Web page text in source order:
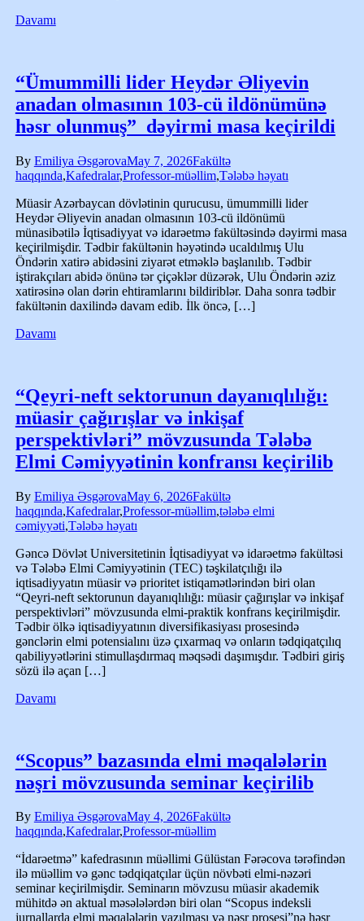
Davamı
“Ümummilli lider Heydər Əliyevin
anadan olmasının 103-cü ildönümünə
həsr olunmuş” dəyirmi masa keçirildi
By Emiliya ƏsgərovaMay 7, 2026Fakültə
haqqında,Kafedralar,Professor-müəllim,Tələbə həyatı
Müasir Azərbaycan dövlətinin qurucusu, ümummilli lider
Heydər Əliyevin anadan olmasının 103-cü ildönümü
münasibətilə İqtisadiyyat və idarəetmə fakültəsində dəyirmi masa
keçirilmişdir. Tədbir fakültənin həyətində ucaldılmış Ulu
Öndərin xatirə abidəsini ziyarət etməklə başlanılıb. Tədbir
iştirakçıları abidə önünə tər çiçəklər düzərək, Ulu Öndərin əziz
xatirəsinə olan dərin ehtiramlarını bildiriblər. Daha sonra tədbir
fakültənin daxilində davam edib. İlk öncə, […]
Davamı
“Qeyri-neft sektorunun dayanıqlılığı:
müasir çağırışlar və inkişaf
perspektivləri” mövzusunda Tələbə
Elmi Cəmiyyətinin konfransı keçirilib
By Emiliya ƏsgərovaMay 6, 2026Fakültə
haqqında,Kafedralar,Professor-müəllim,tələbə elmi
cəmiyyəti,Tələbə həyatı
Gəncə Dövlət Universitetinin İqtisadiyyat və idarəetmə fakültəsi
və Tələbə Elmi Cəmiyyətinin (TEC) təşkilatçılığı ilə
iqtisadiyyatın müasir və prioritet istiqamətlərindən biri olan
“Qeyri-neft sektorunun dayanıqlılığı: müasir çağırışlar və inkişaf
perspektivləri” mövzusunda elmi-praktik konfrans keçirilmişdir.
Tədbir ölkə iqtisadiyyatının diversifikasiyası prosesində
gənclərin elmi potensialını üzə çıxarmaq və onların tədqiqatçılıq
qabiliyyətlərini stimullaşdırmaq məqsədi daşımışdır. Tədbiri giriş
sözü ilə açan […]
Davamı
“Scopus” bazasında elmi məqalələrin
nəşri mövzusunda seminar keçirilib
By Emiliya ƏsgərovaMay 4, 2026Fakültə
haqqında,Kafedralar,Professor-müəllim
“İdarəetmə” kafedrasının müəllimi Gülüstan Fərəcova tərəfindən
ilə müəllim və gənc tədqiqatçılar üçün növbəti elmi-nəzəri
seminar keçirilmişdir. Seminarın mövzusu müasir akademik
mühitdə ən aktual məsələlərdən biri olan “Scopus indeksli
jurnallarda elmi məqalələrin yazılması və nəşr prosesi”nə həsr